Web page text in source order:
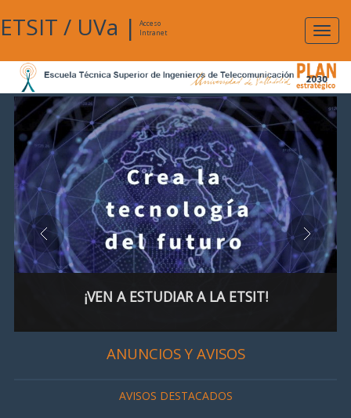
ETSIT / UVa |
Acceso
Intranet
¡VEN A ESTUDIAR A LA ETSIT!
ANUNCIOS Y AVISOS
AVISOS DESTACADOS